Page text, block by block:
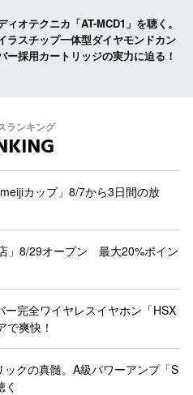
ィオテクニカ「AT-MCD1」を聴く。
ラスチップ一体型ダイヤモンドカン
ー採用カートリッジの実力に迫る！
ランキング
カップ」8/7から3日間の放
」8/29オープン 最大20%ポイン
完全ワイヤレスイヤホン「HSX
で爽快！
ックの真髄。A級パワーアンプ「S